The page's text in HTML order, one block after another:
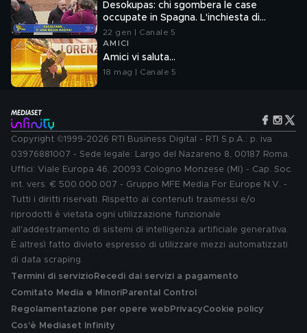
Desokupas: chi sgombera le case
occupate in Spagna. L'inchiesta di
Francesco Mazza
22 gen | Canale 5
AMICI
Amici vi saluta...
18 mag | Canale 5
Copyright ©1999-2026 RTI Business Digital - RTI S.p.A.: p. iva
03976881007 - Sede legale: Largo del Nazareno 8, 00187 Roma.
Uffici: Viale Europa 46, 20093 Cologno Monzese (MI) - Cap. Soc.
int. vers. € 500.000.007 - Gruppo MFE Media For Europe N.V. -
Tutti i diritti riservati. Rispetto ai contenuti trasmessi e/o
riprodotti è vietata ogni utilizzazione funzionale
all'addestramento di sistemi di intelligenza artificiale generativa.
È altresì fatto divieto espresso di utilizzare mezzi automatizzati
di data scraping.
Termini di servizio Recedi dai servizi a pagamento
Comitato Media e MinoriParental Control
Regolamentazione per opere web PrivacyCookie policy
Cos'è Mediaset Infinity